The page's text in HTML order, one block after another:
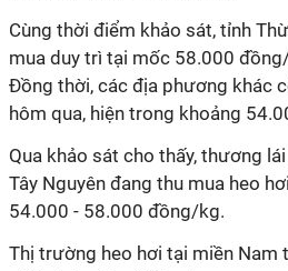
Cùng thời điểm khảo sát, tỉnh
mua duy trì tại mốc 58.000
Đồng thời, các địa phương khác
hôm qua, hiện trong khoảng
Qua khảo sát cho thấy, thương
Tây Nguyên đang thu mua heo
54.000 - 58.000 đồng/kg.
Thị trường heo hơi tại miền Nam